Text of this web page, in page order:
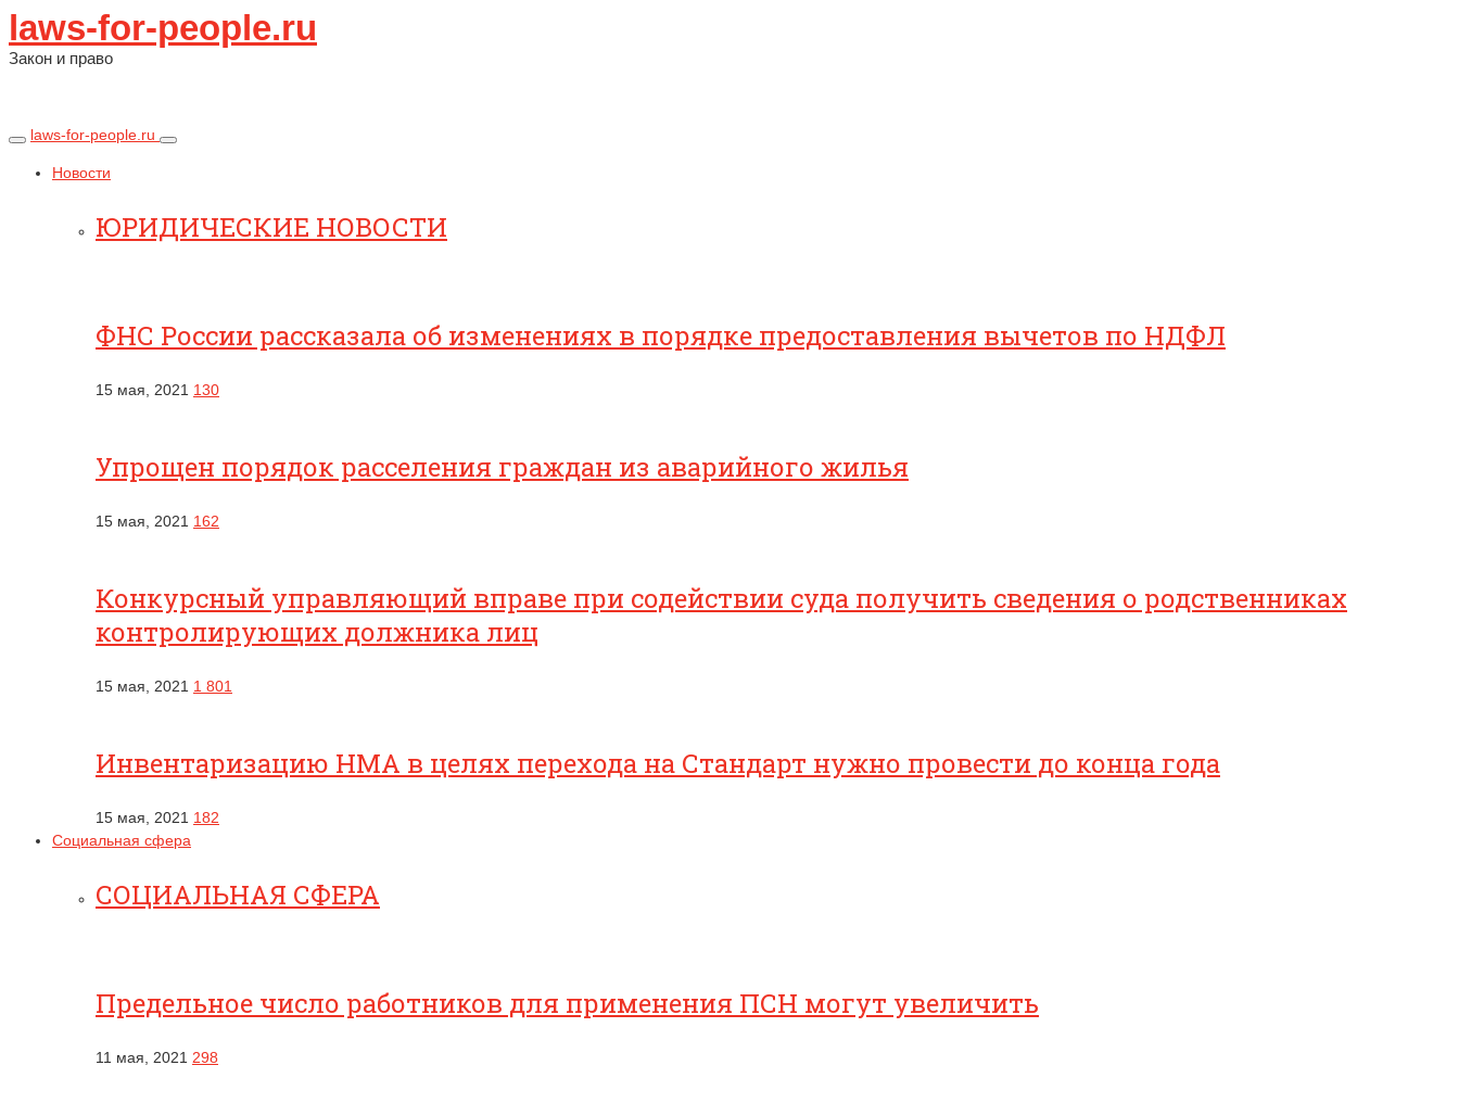
laws-for-people.ru
Закон и право
laws-for-people.ru
Новости
ЮРИДИЧЕСКИЕ НОВОСТИ
ФНС России рассказала об изменениях в порядке предоставления вычетов по НДФЛ
15 мая, 2021 130
Упрощен порядок расселения граждан из аварийного жилья
15 мая, 2021 162
Конкурсный управляющий вправе при содействии суда получить сведения о родственниках
контролирующих должника лиц
15 мая, 2021 1 801
Инвентаризацию НМА в целях перехода на Стандарт нужно провести до конца года
15 мая, 2021 182
Социальная сфера
СОЦИАЛЬНАЯ СФЕРА
Предельное число работников для применения ПСН могут увеличить
11 мая, 2021 298